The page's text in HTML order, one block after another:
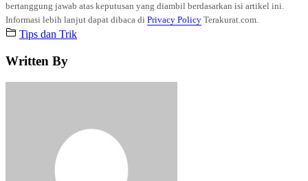
bertanggung jawab atas keputusan yang diambil berdasarkan isi artikel ini.
Informasi lebih lanjut dapat dibaca di Privacy Policy Terakurat.com.
Tips dan Trik
Written By